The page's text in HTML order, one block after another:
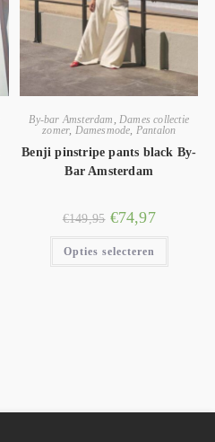
By-bar Amsterdam
Dames collectie
zomer, Damesmode Pantalon
Benji pinstripe pants black By-
Bar Amsterdam
€149,95 €74,97
Opties selecteren